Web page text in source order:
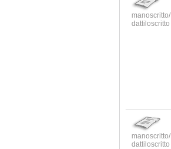
manoscritto/
dattiloscritto
manoscritto/
dattiloscritto